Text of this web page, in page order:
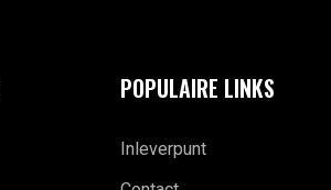
POPULAIRE LINKS
Inleverpunt